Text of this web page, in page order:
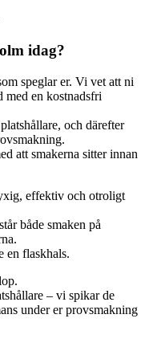
idag?
speglar er. Vi vet att ni
med en kostnadsfri
och därefter
att smakerna sitter innan
effektiv och otroligt
både smaken på
en flaskhals.
– vi spikar de
under er provsmakning